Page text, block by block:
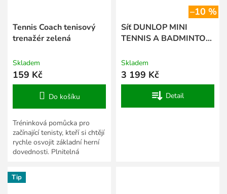
Tennis Coach tenisový
trenažér zelená
Skladem
159 Kč
Do košíku
Tréninková pomůcka pro
začínající tenisty, kteří si chtějí
rychle osvojit základní herní
dovednosti. Plnitelná
elastické lanko s...
–10 %
Síť DUNLOP MINI
TENNIS A BADMINTON
Skladem
3 199 Kč
Detail
Tip